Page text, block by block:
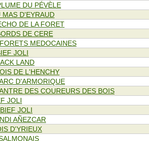
DU PÉVÈLE
MAS D'EYRAUD
DE LA FORET
DE CERE
MEDOCAINES
JOLI
LAND
DE L'HENCHY
D'ARMORIQUE
DES COUREURS DES BOIS
JOLI
JOLI
AÑEZCAR
D'YRIEUX